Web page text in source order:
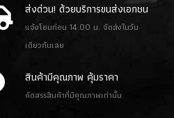
ส่งด่วน! ด้วยบริการขนส่งเอกชน
แจ้งโอนก่อน 14.00 น. จัดส่งในวัน
เดียวกันเลย
สินค้ามีคุณภาพ คุ้มราคา
คัดสรรสินค้าที่มีคุณภาพเท่านั้น